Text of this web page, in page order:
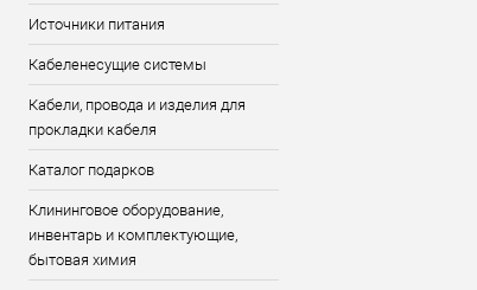
Источники питания
Кабеленесущие системы
Кабели, провода и изделия для
прокладки кабеля
Каталог подарков
Клининговое оборудование,
инвентарь и комплектующие,
бытовая химия